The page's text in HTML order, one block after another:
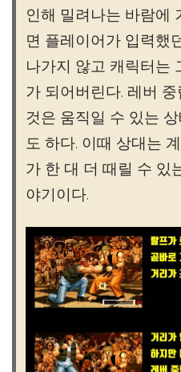
인해 밀려나는 바람에
면 플레이어가 입력했
나가지 않고 캐릭터는
가 되어버린다. 레버
것은 움직일 수 있는
도 하다. 이때 상대는
가 한 대 더 때릴 수 있
야기이다.